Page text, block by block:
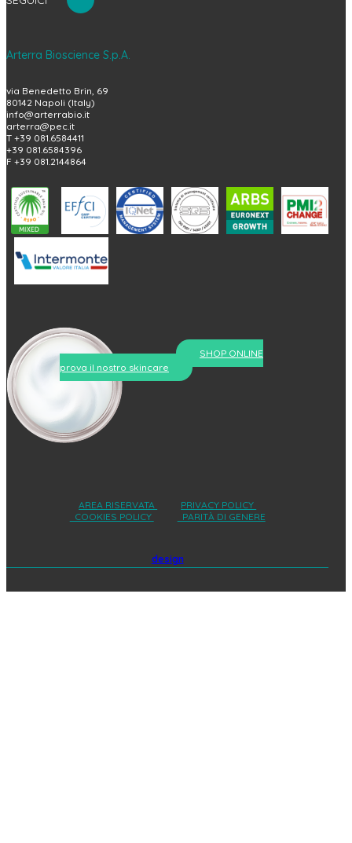
Arterra Bioscience S.p.A.
via Benedetto Brin, 69
80142 Napoli (Italy)
info@arterrabio.it
arterra@pec.it
T +39 081.6584411
+39 081.6584396
F +39 081.2144864
SHOP ONLINE
prova il nostro skincare
AREA RISERVATA
PRIVACY POLICY
COOKIES POLICY
PARITÀ DI GENERE
design